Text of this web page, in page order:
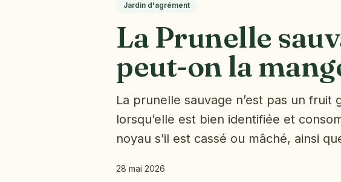
Jardin d'agrément
La Prunelle
peut-on la
La prunelle sauvage n’est pas un
lorsqu’elle est bien identifiée et
noyau s’il est cassé ou mâché, ainsi
28 mai 2026